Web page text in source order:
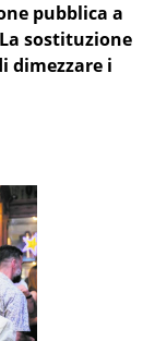
pubblica a
sostituzione
dimezzare i